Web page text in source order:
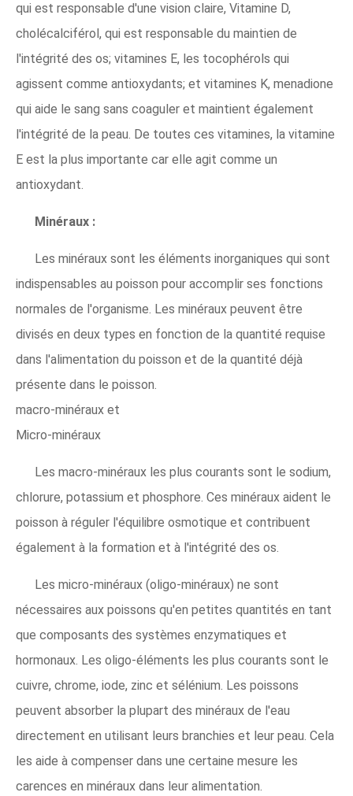
qui est responsable d'une vision claire, Vitamine D,
cholécalciférol, qui est responsable du maintien de
l'intégrité des os; vitamines E, les tocophérols qui
agissent comme antioxydants; et vitamines K, menadione
qui aide le sang sans coaguler et maintient également
l'intégrité de la peau. De toutes ces vitamines, la vitamine
E est la plus importante car elle agit comme un
antioxydant.
Minéraux :
Les minéraux sont les éléments inorganiques qui sont
indispensables au poisson pour accomplir ses fonctions
normales de l'organisme. Les minéraux peuvent être
divisés en deux types en fonction de la quantité requise
dans l'alimentation du poisson et de la quantité déjà
présente dans le poisson.
macro-minéraux et
Micro-minéraux
Les macro-minéraux les plus courants sont le sodium,
chlorure, potassium et phosphore. Ces minéraux aident le
poisson à réguler l'équilibre osmotique et contribuent
également à la formation et à l'intégrité des os.
Les micro-minéraux (oligo-minéraux) ne sont
nécessaires aux poissons qu'en petites quantités en tant
que composants des systèmes enzymatiques et
hormonaux. Les oligo-éléments les plus courants sont le
cuivre, chrome, iode, zinc et sélénium. Les poissons
peuvent absorber la plupart des minéraux de l'eau
directement en utilisant leurs branchies et leur peau. Cela
les aide à compenser dans une certaine mesure les
carences en minéraux dans leur alimentation.